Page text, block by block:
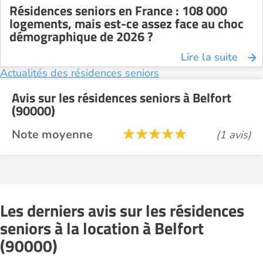
Résidences seniors en France : 108 000
logements, mais est-ce assez face au choc
démographique de 2026 ?
Lire la suite
Actualités des résidences seniors
Avis sur les résidences seniors à Belfort
(90000)
Note moyenne (1 avis)
Les derniers avis sur les résidences
seniors à la location à Belfort
(90000)